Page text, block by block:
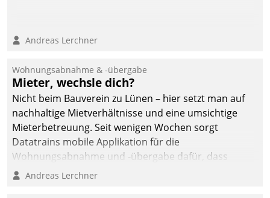
Andreas Lerchner
Wohnungsabnahme & -übergabe
Mieter, wechsle dich?
Nicht beim Bauverein zu Lünen – hier setzt man auf
nachhaltige Mietverhältnisse und eine umsichtige
Mieterbetreuung. Seit wenigen Wochen sorgt
Datatrains mobile Applikation für die
Wohnungsabnahme und -übergabe dafür, dass
Mieter wohlgeordnet kommen und, so es sein muss,
Andreas Lerchner